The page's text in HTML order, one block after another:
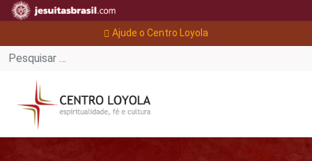
Ajude o Centro Loyola